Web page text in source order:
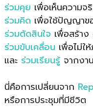
ร่วมคุย เพื่อเห็นความจ
ร่วมคิด เพื่อใช้ปัญญาข
ร่วมตัดสินใจ เพื่อสร้า
ร่วมขับเคลื่อน เพื่อไม่ใ
และ ร่วมเรียนรู้ จากงา
นี่คือการเปลี่ยนจาก
หรือการประชุมที่มีชีวิต